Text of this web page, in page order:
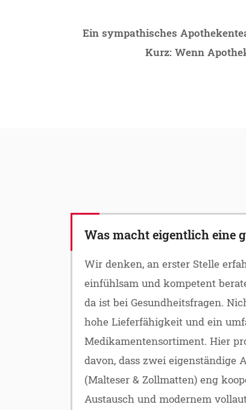
Ein sympathisches
Kurz: Wenn
Was macht eigentlich eine
Wir denken, an erster Stelle
einfühlsam und kompetent
da ist bei Gesundheitsfragen.
hohe Lieferfähigkeit und ein
Medikamentensortiment. Hier
davon, dass zwei eigenständige
(Malteser & Zollmatten) eng
Austausch und modernem